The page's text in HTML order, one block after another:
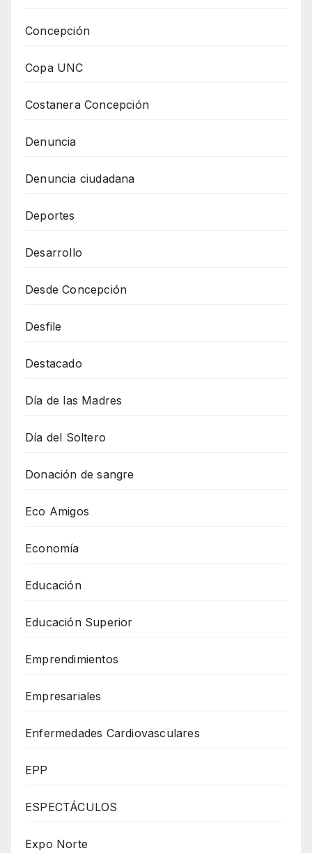
Concepción
Copa UNC
Costanera Concepción
Denuncia
Denuncia ciudadana
Deportes
Desarrollo
Desde Concepción
Desfile
Destacado
Día de las Madres
Día del Soltero
Donación de sangre
Eco Amigos
Economía
Educación
Educación Superior
Emprendimientos
Empresariales
Enfermedades Cardiovasculares
EPP
ESPECTÁCULOS
Expo Norte